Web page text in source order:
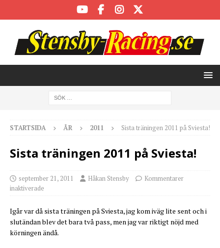
STARTSIDA ÅR 2011 Sista träningen 2011 på Sviesta!
Sista träningen 2011 på Sviesta!
september 21, 2011 Håkan Stensby
Kommentarer
inaktiverade
Igår var då sista träningen på Sviesta, jag kom iväg lite sent och i
slutändan blev det bara två pass, men jag var riktigt nöjd med
körningen ändå.